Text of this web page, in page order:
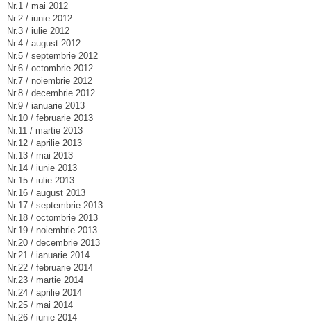
Nr.1 / mai 2012
Nr.2 / iunie 2012
Nr.3 / iulie 2012
Nr.4 / august 2012
Nr.5 / septembrie 2012
Nr.6 / octombrie 2012
Nr.7 / noiembrie 2012
Nr.8 / decembrie 2012
Nr.9 / ianuarie 2013
Nr.10 / februarie 2013
Nr.11 / martie 2013
Nr.12 / aprilie 2013
Nr.13 / mai 2013
Nr.14 / iunie 2013
Nr.15 / iulie 2013
Nr.16 / august 2013
Nr.17 / septembrie 2013
Nr.18 / octombrie 2013
Nr.19 / noiembrie 2013
Nr.20 / decembrie 2013
Nr.21 / ianuarie 2014
Nr.22 / februarie 2014
Nr.23 / martie 2014
Nr.24 / aprilie 2014
Nr.25 / mai 2014
Nr.26 / iunie 2014